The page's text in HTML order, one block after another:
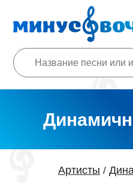
Артисты /